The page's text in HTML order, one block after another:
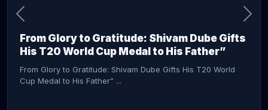
From Glory to Gratitude: Shivam Dube Gifts
His T20 World Cup Medal to His Father”
From Glory to Gratitude: Shivam Dube Gifts His T20 World
Cup Medal to His Father” ...